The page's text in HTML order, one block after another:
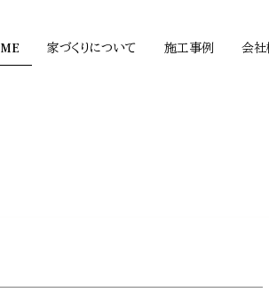
家づくりについて 施工事例 会